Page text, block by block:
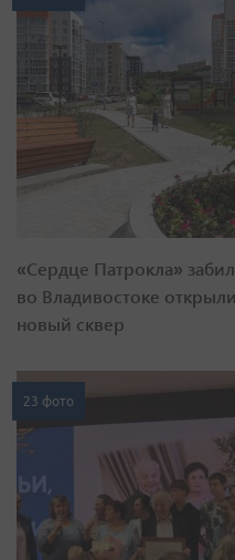
«Сердце Патрокла»
во Владивостоке открыли
новый сквер
23 фото